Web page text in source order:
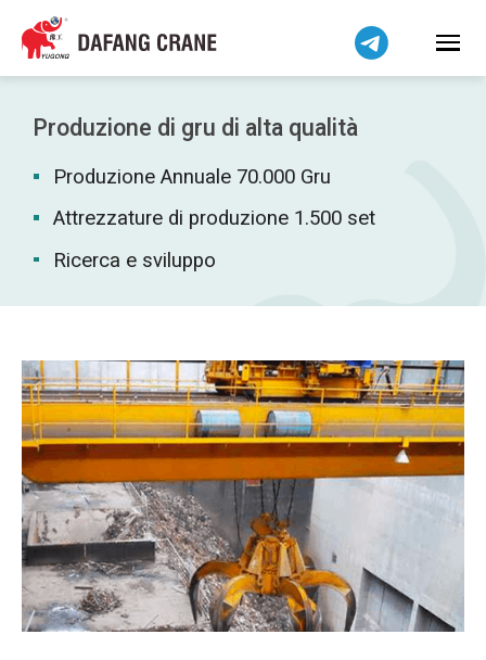
Produzione di gru di alta qualità
Produzione Annuale 70.000 Gru
Attrezzature di produzione 1.500 set
Ricerca e sviluppo
Bahasa Indonesia
Bahasa Melayu
Tiếng Việt
简体中文
فارسی
Pilipino
اردو
Беларуская мова
Kiswahili
Dansk
Norsk
O‘zbekcha